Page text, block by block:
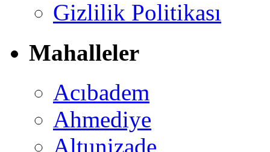
Gizlilik Politikası
Mahalleler
Acıbadem
Ahmediye
Altunizade